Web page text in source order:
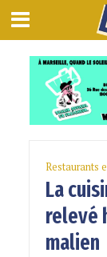
Restaurants
La
relevé
malien